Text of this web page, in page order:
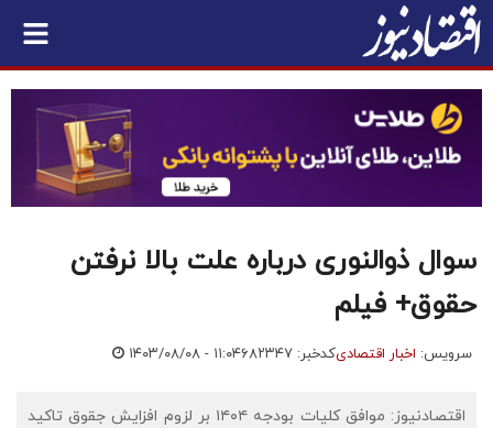
سوال ذوالنوری درباره علت بالا نرفتن
حقوق+ فیلم
سرویس: اخبار اقتصادیکدخبر: ۶۸۲۳۴۷ ۱۴۰۳/۰۸/۰۸ - ۱۱:۰۴
اقتصادنیوز: موافق کلیات بودجه ۱۴۰۴ بر لزوم افزایش جقوق تاکید